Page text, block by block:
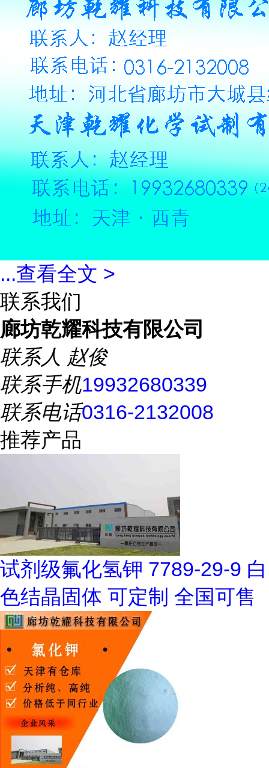
...查看全文 >
联系我们
廊坊乾耀科技有限公司
联系人 赵俊
联系手机19932680339
联系电话0316-2132008
推荐产品
试剂级氟化氢钾 7789-29-9 白
色结晶固体 可定制 全国可售